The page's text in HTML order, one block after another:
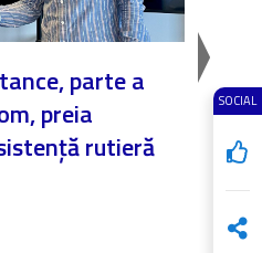
SOCIAL
parte a
preia
rutieră
❤️
4
Fără